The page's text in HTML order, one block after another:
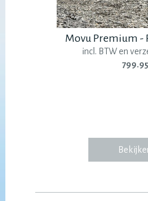
Movu Premium -
incl. BTW en
799.95